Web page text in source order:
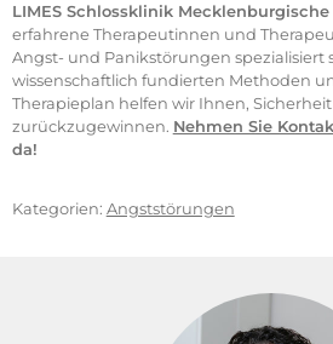
LIMES Schlossklinik
erfahrene Therapeutinnen und
Angst- und Panikstörungen spezialisiert
wissenschaftlich fundierten Methoden
Therapieplan helfen wir Ihnen,
zurückzugewinnen. Nehmen Sie
da!
Kategorien: Angststörungen